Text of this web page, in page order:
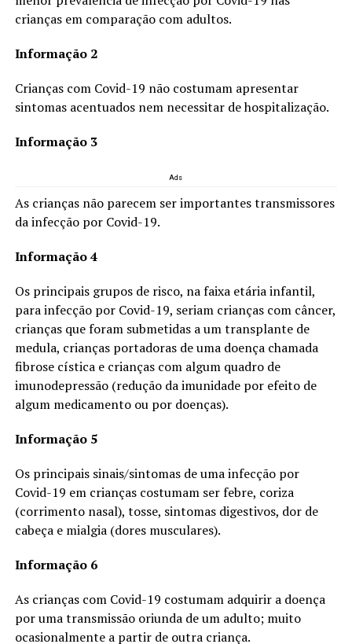
crianças em comparação com adultos.
Informação 2
Crianças com Covid-19 não costumam apresentar
sintomas acentuados nem necessitar de hospitalização.
Informação 3
Ads
As crianças não parecem ser importantes transmissores
da infecção por Covid-19.
Informação 4
Os principais grupos de risco, na faixa etária infantil,
para infecção por Covid-19, seriam crianças com câncer,
crianças que foram submetidas a um transplante de
medula, crianças portadoras de uma doença chamada
fibrose cística e crianças com algum quadro de
imunodepressão (redução da imunidade por efeito de
algum medicamento ou por doenças).
Informação 5
Os principais sinais/sintomas de uma infecção por
Covid-19 em crianças costumam ser febre, coriza
(corrimento nasal), tosse, sintomas digestivos, dor de
cabeça e mialgia (dores musculares).
Informação 6
As crianças com Covid-19 costumam adquirir a doença
por uma transmissão oriunda de um adulto; muito
ocasionalmente a partir de outra criança.